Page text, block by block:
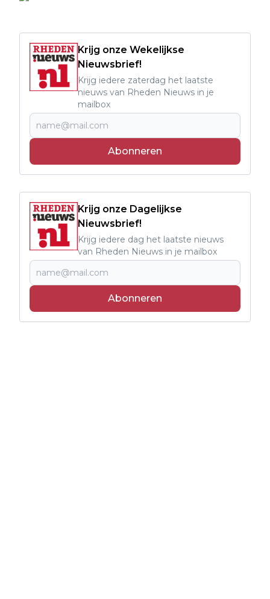
Krijg onze Wekelijkse
Nieuwsbrief!
Krijg iedere zaterdag het laatste
nieuws van Rheden Nieuws in je
mailbox
Abonneren
Krijg onze Dagelijkse
Nieuwsbrief!
Krijg iedere dag het laatste nieuws
van Rheden Nieuws in je mailbox
Abonneren